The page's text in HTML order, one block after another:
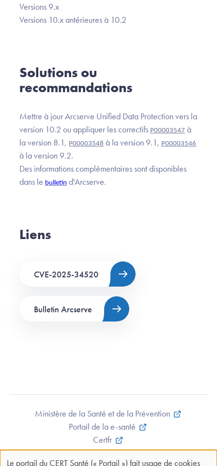
Versions 9.x
Versions 10.x antérieures à 10.2
Solutions ou
recommandations
Mettre à jour Arcserve Unified Data Protection vers la
version 10.2 ou appliquer les correctifs P00003547 à
la version 8.1, P00003548 à la version 9.1, P00003546
à la version 9.2.
Des informations complémentaires sont disponibles
dans le bulletin d'Arcserve.
Liens
CVE-2025-34520
Bulletin Arcserve
Ministère de la Santé et de la Prévention
Portail de la e-santé
Certfr
Mentions légales et CGU
Le portail du CERT Santé (« Portail ») fait usage de cookies